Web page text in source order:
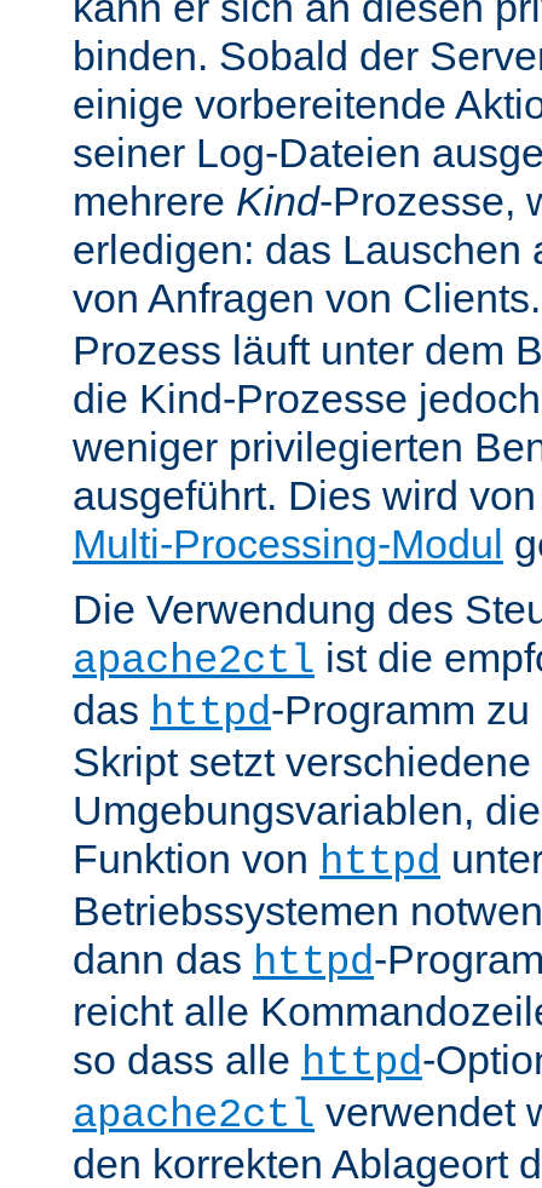
binden. Sobald der
einige vorbereitende
seiner Log-Dateien
mehrere Kind-Prozesse,
erledigen: das Lauschen
von Anfragen von
Prozess läuft unter dem
die Kind-Prozesse
weniger privilegierten
ausgeführt. Dies wird
Multi-Processing-Modul
Die Verwendung des
apache2ctl ist die
das httpd-Programm
Skript setzt verschiedene
Umgebungsvariablen,
Funktion von httpd
Betriebssystemen
dann das httpd-
reicht alle
so dass alle httpd-
apache2ctl verwendet
den korrekten Ablageort